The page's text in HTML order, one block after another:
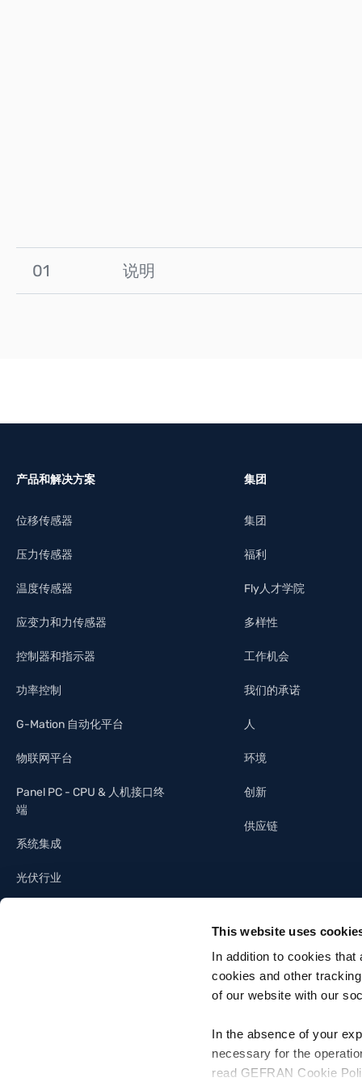
This website uses
In addition to cookies
cookies and other
of our website with our
In the absence of your
necessary for the
read GEFRAN Cookie
01 说明
产品和解决方案
位移传感器
压力传感器
温度传感器
应变力和力传感器
控制器和指示器
功率控制
G-Mation 自动化平台
物联网平台
Panel PC - CPU & 人机接口终
端
系统集成
光伏行业
集团
集团
福利
Fly人才学院
多样性
工作机会
我们的承诺
人
环境
创新
供应链
Gefran SpA - Via Sebina, 74, 25050 Provaglio d'Iseo, Brescia - Italia
Tel. +39 030 9888 1 - P. IVA 03032420170 - Codice destinatario fattura